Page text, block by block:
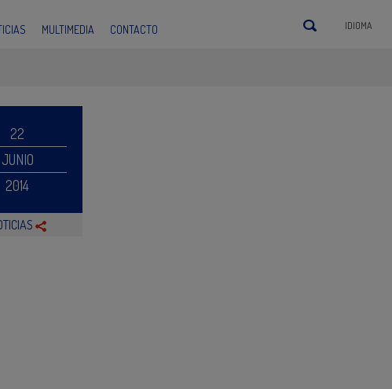
MULTIMEDIA CONTACTO IDIOMA
22
JUNIO
2014